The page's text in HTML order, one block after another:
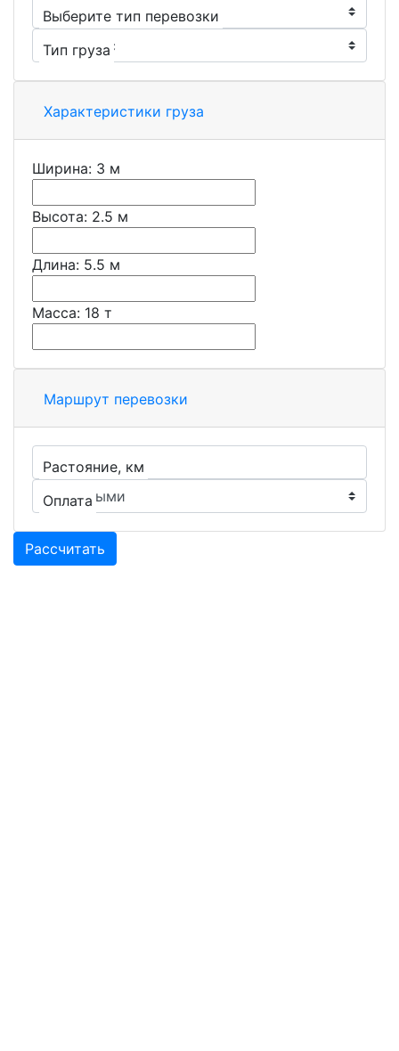
Выберите тип перевозки
Тип груза
Характеристики груза
Ширина: 3 м
Высота: 2.5 м
Длина: 5.5 м
Масса: 18 т
Маршрут перевозки
Растояние, км
Оплата
Рассчитать